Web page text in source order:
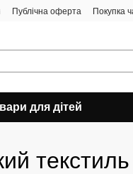
Публічна оферта Покупка
для дітей